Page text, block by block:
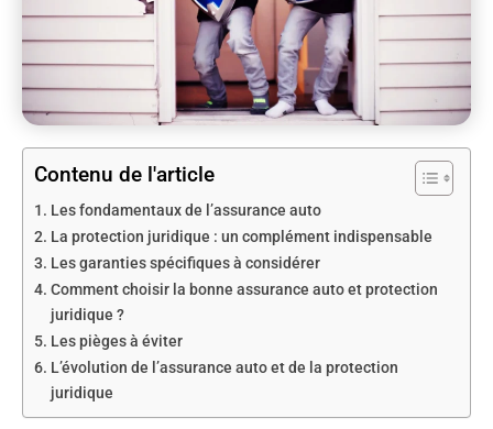
Contenu de l'article
Les fondamentaux de l’assurance auto
La protection juridique : un complément indispensable
Les garanties spécifiques à considérer
Comment choisir la bonne assurance auto et protection
juridique ?
Les pièges à éviter
L’évolution de l’assurance auto et de la protection
juridique